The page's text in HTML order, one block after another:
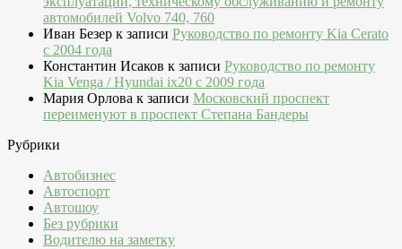
автомобилей Volvo 740, 760
Иван Безер к записи Руководство по ремонту Kia Cerato
c 2004 года
Константин Исаков к записи Руководство по ремонту
Kia Venga / Hyundai ix20 c 2009 года
Мария Орлова к записи Московский проспект
переименуют в проспект Степана Бандеры
Рубрики
Автобизнес
Автоспорт
Автошоу
Без рубрики
Водителю на заметку